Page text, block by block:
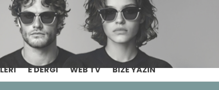
E DERGI WEB TV BIZE YAZIN